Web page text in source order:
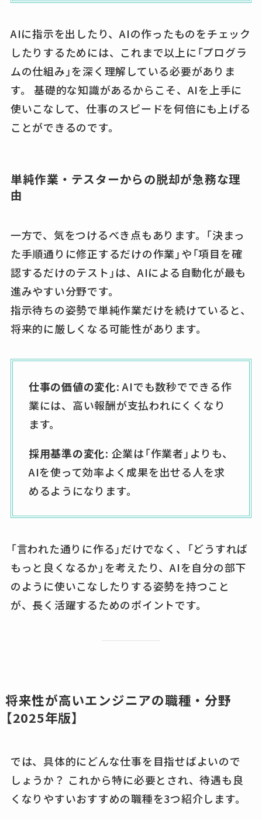
AIに指示を出したり、AIの作ったものをチェック
したりするためには、これまで以上に「プログラ
ムの仕組み」を深く理解している必要がありま
す。 基礎的な知識があるからこそ、AIを上手に
使いこなして、仕事のスピードを何倍にも上げる
ことができるのです。
単純作業・テスターからの脱却が急務な理
由
一方で、気をつけるべき点もあります。「決まっ
た手順通りに修正するだけの作業」や「項目を確
認するだけのテスト」は、AIによる自動化が最も
進みやすい分野です。
指示待ちの姿勢で単純作業だけを続けていると、
将来的に厳しくなる可能性があります。
仕事の価値の変化: AIでも数秒でできる作
業には、高い報酬が支払われにくくなり
ます。
採用基準の変化: 企業は「作業者」よりも、
AIを使って効率よく成果を出せる人を求
めるようになります。
「言われた通りに作る」だけでなく、「どうすれば
もっと良くなるか」を考えたり、AIを自分の部下
のように使いこなしたりする姿勢を持つこと
が、長く活躍するためのポイントです。
将来性が高いエンジニアの職種・分野
【2025年版】
では、具体的にどんな仕事を目指せばよいので
しょうか？ これから特に必要とされ、待遇も良
くなりやすいおすすめの職種を3つ紹介します。